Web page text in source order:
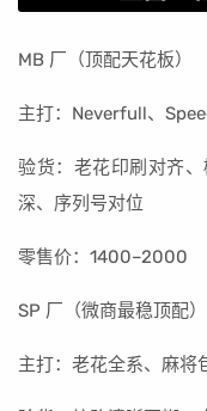
MB 厂（顶配天花板）
主打：Neverfull、
验货：老花印刷对齐
深、序列号对位
零售价：1400–2000
SP 厂（微商最稳顶配）
主打：老花全系、麻将